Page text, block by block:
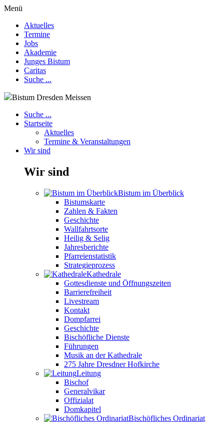
Menü
Aktuelles
Termine
Jobs
Akademie
Junges Bistum
Caritas
Suche ...
Bistum Dresden Meissen
Suche ...
Startseite
Aktuelles
Termine & Veranstaltungen
Wir sind
Wir sind
Bistum im Überblick
Bistumskarte
Zahlen & Fakten
Geschichte
Wallfahrtsorte
Heilig & Selig
Jahresberichte
Pfarreienstatistik
Strategieprozess
Kathedrale
Gottesdienste und Öffnungszeiten
Barrierefreiheit
Livestream
Kontakt
Dompfarrei
Geschichte
Bischöfliche Dienste
Führungen
Musik an der Kathedrale
275 Jahre Dresdner Hofkirche
Leitung
Bischof
Generalvikar
Offizialat
Domkapitel
Bischöfliches Ordinariat